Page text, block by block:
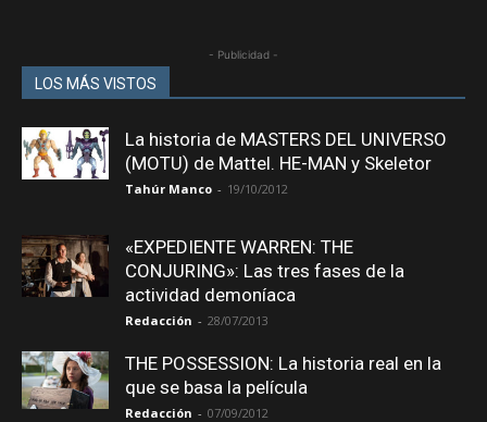
- Publicidad -
LOS MÁS VISTOS
La historia de MASTERS DEL UNIVERSO
(MOTU) de Mattel. HE-MAN y Skeletor
Tahúr Manco - 19/10/2012
«EXPEDIENTE WARREN: THE
CONJURING»: Las tres fases de la
actividad demoníaca
Redacción - 28/07/2013
THE POSSESSION: La historia real en la
que se basa la película
Redacción - 07/09/2012